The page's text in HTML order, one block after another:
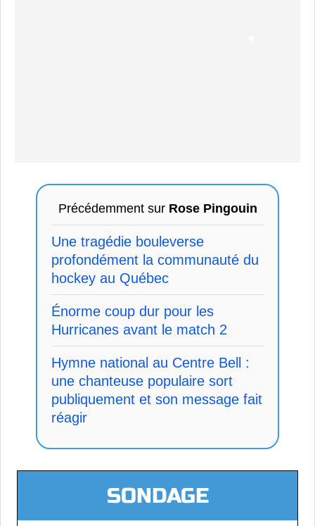
Précédemment sur Rose Pingouin
Une tragédie bouleverse
profondément la communauté du
hockey au Québec
Énorme coup dur pour les
Hurricanes avant le match 2
Hymne national au Centre Bell :
une chanteuse populaire sort
publiquement et son message fait
réagir
SONDAGE